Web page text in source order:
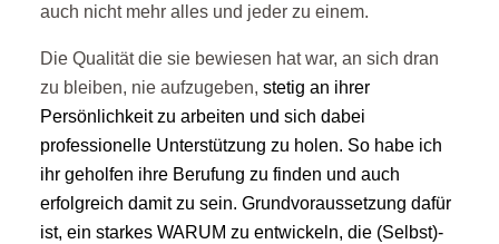
auch nicht mehr alles und jeder zu einem.
Die Qualität die sie bewiesen hat war, an sich dran
zu bleiben, nie aufzugeben,stetig an ihrer
Persönlichkeit zu arbeiten und sich dabei
professionelle Unterstützung zu holen. So habe ich
ihr geholfen ihre Berufung zu finden und auch
erfolgreich damit zu sein. Grundvoraussetzung dafür
ist, ein starkes WARUM zu entwickeln, die (Selbst)-